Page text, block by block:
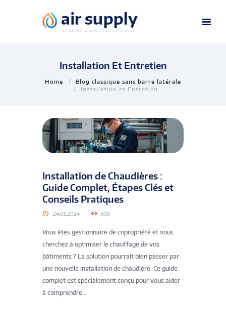
Installation Et Entretien
Home
Blog classique sans barre latérale
Installation et Entretien
Installation de Chaudières :
Guide Complet, Étapes Clés et
Conseils Pratiques
24.05.2024 508
Vous êtes gestionnaire de copropriété et vous
cherchez à optimiser le chauffage de vos
bâtiments ? La solution pourrait bien passer par
une nouvelle installation de chaudière. Ce guide
complet est spécialement conçu pour vous aider
à comprendre...